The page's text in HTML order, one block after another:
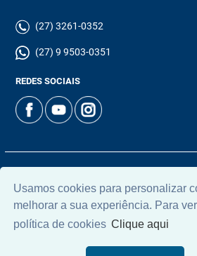
Usamos cookies para personalizar
melhorar a sua experiência. Para
política de cookies Clique aqui
(27) 3261-0352
(27) 9 9503-0351
REDES SOCIAIS
© 2026 | Chamoun Imóveis | CRECI:
Universal Software.